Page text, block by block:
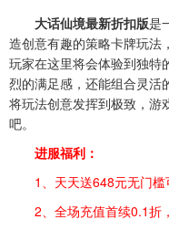
大话仙境最新折扣版是
造创意有趣的策略卡牌玩法
玩家在这里将会体验到独特
烈的满足感，还能组合灵活
将玩法创意发挥到极致，游
吧。
进服福利：
1、天天送648元无门槛
2、全场充值首续0.1折